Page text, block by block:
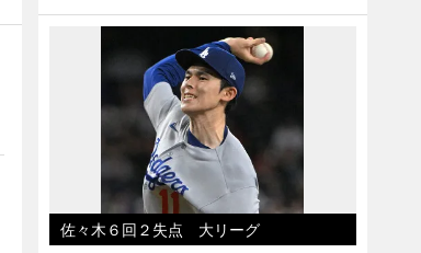
佐々木６回２失点 大リーグ